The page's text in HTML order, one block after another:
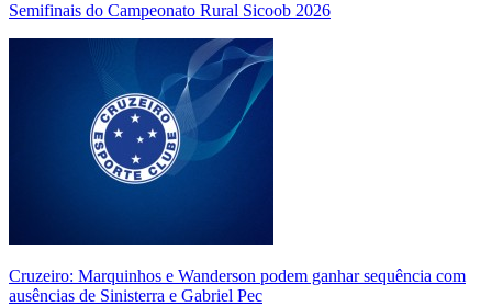
Semifinais do Campeonato Rural Sicoob 2026
Cruzeiro: Marquinhos e Wanderson podem ganhar sequência com
ausências de Sinisterra e Gabriel Pec